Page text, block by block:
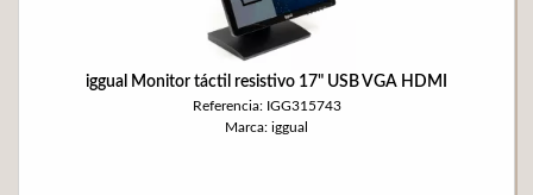
iggual Monitor táctil resistivo 17" USB VGA HDMI
Referencia: IGG315743
Marca: iggual